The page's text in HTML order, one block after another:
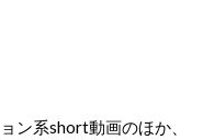
ン系short動画のほか、